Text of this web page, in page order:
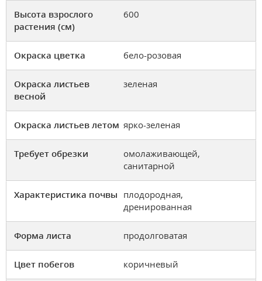
Высота взрослого
растения (см)
600
Окраска цветка бело-розовая
Окраска листьев
весной
зеленая
Окраска листьев летом ярко-зеленая
Требует обрезки
омолаживающей,
санитарной
Характеристика почвы плодородная,
дренированная
Форма листа продолговатая
Цвет побегов коричневый